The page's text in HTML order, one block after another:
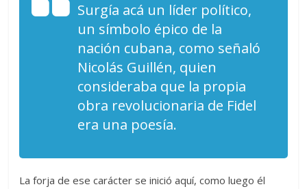
Surgía acá un líder político,
un símbolo épico de la
nación cubana, como señaló
Nicolás Guillén, quien
consideraba que la propia
obra revolucionaria de Fidel
era una poesía.
La forja de ese carácter se inició aquí, como luego él